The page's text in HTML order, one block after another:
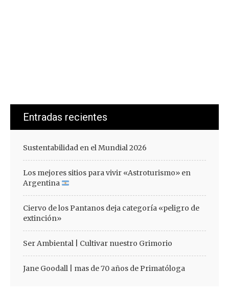
Entradas recientes
Sustentabilidad en el Mundial 2026
Los mejores sitios para vivir «Astroturismo» en
Argentina
Ciervo de los Pantanos deja categoría «peligro de
extinción»
Ser Ambiental | Cultivar nuestro Grimorio
Jane Goodall | mas de 70 años de Primatóloga